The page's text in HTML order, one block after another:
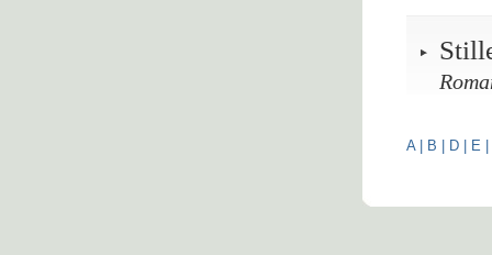
A| B D E